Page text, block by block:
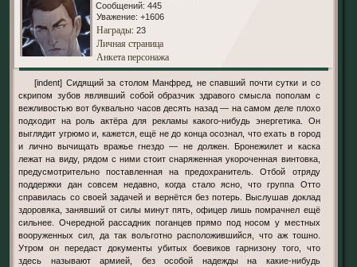
Сообщений: 445
Уважение: +1606
Награды: 23
Личная страница
Анкета персонажа
[indent] Сидящий за столом Манфред, не спавший почти сутки и со
скрипом зубов являвший собой образчик здравого смысла пополам с
вежливостью вот буквально часов десять назад — на самом деле плохо
подходит на роль актёра для рекламы какого-нибудь энергетика. Он
выглядит угрюмо и, кажется, ещё не до конца осознал, что ехать в город
и лично вычищать вражье гнездо — не должен. Бронежилет и каска
лежат на виду, рядом с ними стоит снаряженная укороченная винтовка,
предусмотрительно поставленная на предохранитель. Отбой отряду
поддержки дан совсем недавно, когда стало ясно, что группа Отто
справилась со своей задачей и вернётся без потерь. Выслушав доклад
здоровяка, занявший от силы минут пять, офицер лишь помрачнел ещё
сильнее. Очередной рассадник поганцев прямо под носом у местных
вооруженных сил, да так вольготно расположившийся, что аж тошно.
Утром он передаст документы убитых боевиков гарнизону того, что
здесь называют армией, без особой надежды на какие-нибудь